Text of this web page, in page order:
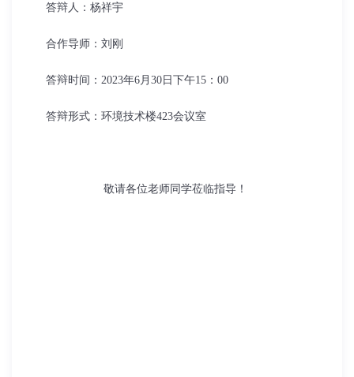
答辩 人：杨祥宇
合作导师：刘刚
答辩时间： 2023年6 月 30日下午15 ： 00
答辩形式：环境技术楼423会议室
敬请各位老师同学莅临指导！